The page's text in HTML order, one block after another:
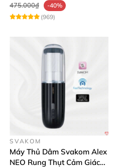
475.000₫
-40%
(969)
SVAKOM
Máy Thủ Dâm Svakom Alex
NEO Rung Thụt Cảm Giác